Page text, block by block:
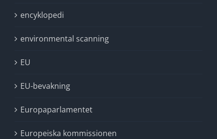
encyklopedi
environmental scanning
EU
EU-bevakning
Europaparlamentet
Europeiska kommissionen